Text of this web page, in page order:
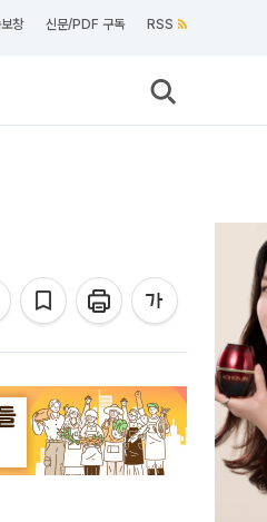
창 신문/PDF 구독 RSS